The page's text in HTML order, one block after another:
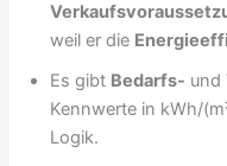
weil er die
Es gibt Bedarfs- und
Kennwerte in kWh/
Logik.